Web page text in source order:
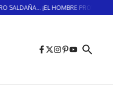
HOMBRE PROVIDENCIAL!… (DOS DE